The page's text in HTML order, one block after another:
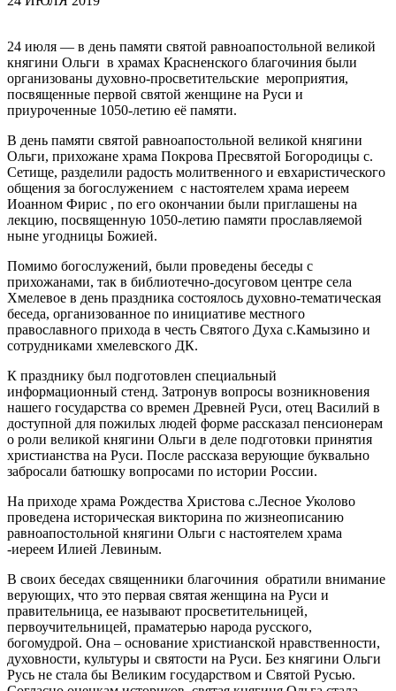
24 июля — в день памяти святой равноапостольной великой
княгини Ольги в храмах Красненского благочиния были
организованы духовно-просветительские мероприятия,
посвященные первой святой женщине на Руси и
приуроченные 1050-летию её памяти.
В день памяти святой равноапостольной великой княгини
Ольги, прихожане храма Покрова Пресвятой Богородицы с.
Сетище, разделили радость молитвенного и евхаристического
общения за богослужением с настоятелем храма иереем
Иоанном Фирис , по его окончании были приглашены на
лекцию, посвященную 1050-летию памяти прославляемой
ныне угодницы Божией.
Помимо богослужений, были проведены беседы с
прихожанами, так в библиотечно-досуговом центре села
Хмелевое в день праздника состоялось духовно-тематическая
беседа, организованное по инициативе местного
православного прихода в честь Святого Духа с.Камызино и
сотрудниками хмелевского ДК.
К празднику был подготовлен специальный
информационный стенд. Затронув вопросы возникновения
нашего государства со времен Древней Руси, отец Василий в
доступной для пожилых людей форме рассказал пенсионерам
о роли великой княгини Ольги в деле подготовки принятия
христианства на Руси. После рассказа верующие буквально
забросали батюшку вопросами по истории России.
На приходе храма Рождества Христова с.Лесное Уколово
проведена историческая викторина по жизнеописанию
равноапостольной княгини Ольги с настоятелем храма
-иереем Илией Левиным.
В своих беседах священники благочиния обратили внимание
верующих, что это первая святая женщина на Руси и
правительница, ее называют просветительницей,
первоучительницей, праматерью народа русского,
богомудрой. Она – основание христианской нравственности,
духовности, культуры и святости на Руси. Без княгини Ольги
Русь не стала бы Великим государством и Святой Русью.